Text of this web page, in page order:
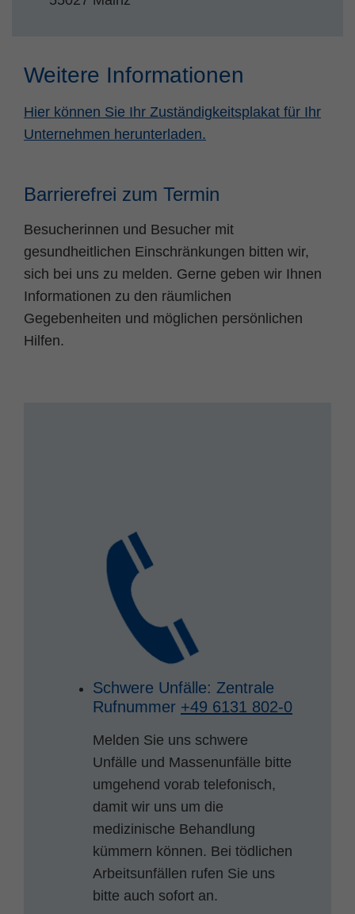
Weitere Informationen
Hier können Sie Ihr Zuständigkeitsplakat für Ihr
Unternehmen herunterladen.
Barrierefrei zum Termin
Besucherinnen und Besucher mit
gesundheitlichen Einschränkungen bitten wir,
sich bei uns zu melden. Gerne geben wir Ihnen
Informationen zu den räumlichen
Gegebenheiten und möglichen persönlichen
Hilfen.
Schwere Unfälle: Zentrale
Rufnummer +49 6131 802-0
Melden Sie uns schwere
Unfälle und Massenunfälle bitte
umgehend vorab telefonisch,
damit wir uns um die
medizinische Behandlung
kümmern können. Bei tödlichen
Arbeitsunfällen rufen Sie uns
bitte auch sofort an.